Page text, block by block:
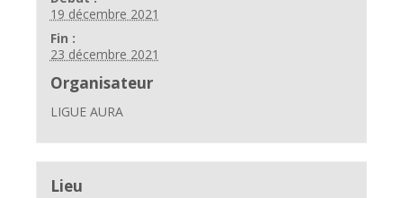
19 décembre 2021
Fin :
23 décembre 2021
Organisateur
LIGUE AURA
Lieu